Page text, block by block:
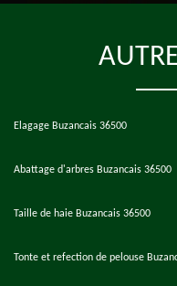
Elagage Buzancais 36500
Abattage d'arbres Buzancais 36500
Taille de haie Buzancais 36500
Tonte et refection de pelouse